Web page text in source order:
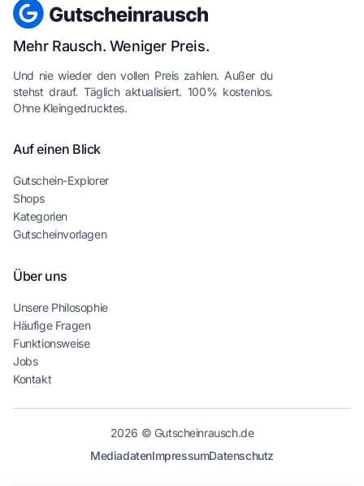
Mehr Rausch. Weniger Preis.
Und nie wieder den vollen Preis zahlen. Außer du
stehst drauf. Täglich aktualisiert. 100% kostenlos.
Ohne Kleingedrucktes.
Auf einen Blick
Gutschein-Explorer
Shops
Kategorien
Gutscheinvorlagen
Über uns
Unsere Philosophie
Häufige Fragen
Funktionsweise
Jobs
Kontakt
2026 © Gutscheinrausch.de
MediadatenImpressumDatenschutz